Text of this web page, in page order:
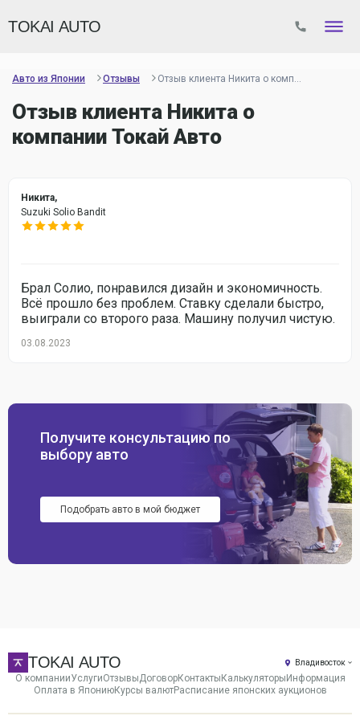
TOKAI AUTO
Авто из Японии Отзывы Отзыв клиента Никита о комп...
Отзыв клиента Никита о
компании Токай Авто
Никита,
Suzuki Solio Bandit
Брал Солио, понравился дизайн и экономичность.
Всё прошло без проблем. Ставку сделали быстро,
выиграли со второго раза. Машину получил чистую.
03.08.2023
Получите консультацию по
выбору авто
Подобрать авто в мой бюджет
TOKAI AUTO
О компанииУслугиОтзывыДоговорКонтакты Калькуляторы Информация
Оплата в ЯпониюКурсы валютРасписание японских аукционов
Владивосток